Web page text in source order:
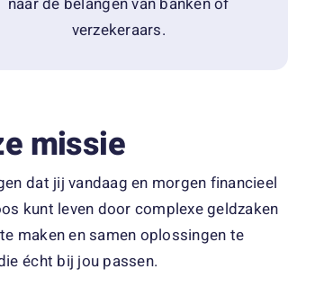
verzekeraars.
missie
dat jij vandaag en morgen financieel
kunt leven door complexe geldzaken
maken en samen oplossingen te
écht bij jou passen.